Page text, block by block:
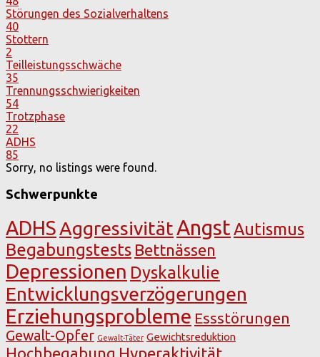
Störungen des Sozialverhaltens
40
Stottern
2
Teilleistungsschwäche
35
Trennungsschwierigkeiten
54
Trotzphase
22
ADHS
85
Sorry, no listings were found.
Schwerpunkte
ADHSAggressivitätAngst Autismus
Begabungstests Bettnässen
Depressionen Dyskalkulie
Entwicklungsverzögerungen
Erziehungsprobleme Essstörungen
Gewalt-Opfer Gewalt-Täter Gewichtsreduktion
Hochbegabung Hyperaktivität